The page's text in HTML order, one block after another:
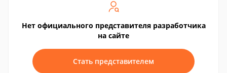
Нет официального представителя разработчика
на сайте
Стать представителем